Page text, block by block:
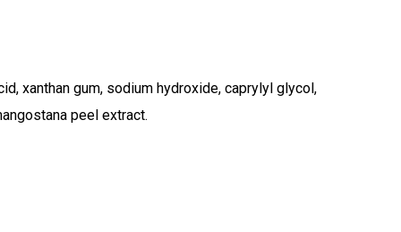
xanthan gum, sodium hydroxide, caprylyl glycol,
peel extract.